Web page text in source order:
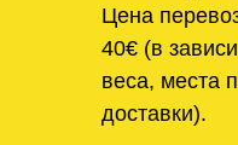
Цена
40€ (в
веса, места
доставки).